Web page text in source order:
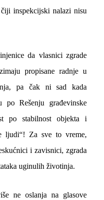
inspekcijski nalazi nisu
da vlasnici zgrade
propisane radnje u
pa čak ni sad kada
po Rešenju građevinske
po stabilnost objekta i
ljudi“! Za sve to vreme,
i zavisnici, zgrada
uginulih životinja.
ne oslanja na glasove